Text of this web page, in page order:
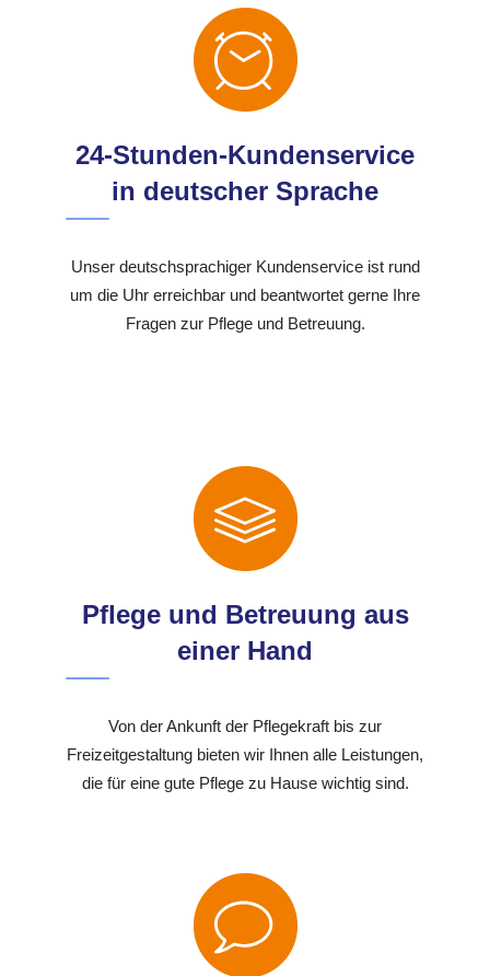
24-Stunden-Kundenservice
in deutscher Sprache
Unser deutschsprachiger Kundenservice ist rund
um die Uhr erreichbar und beantwortet gerne Ihre
Fragen zur Pflege und Betreuung.
Pflege und Betreuung aus
einer Hand
Von der Ankunft der Pflegekraft bis zur
Freizeitgestaltung bieten wir Ihnen alle Leistungen,
die für eine gute Pflege zu Hause wichtig sind.